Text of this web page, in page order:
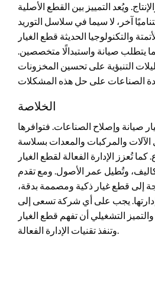
ويُعد التمييز بين القطع الأصلية
آخر، لا سيما في سلاسل التوريد
والتكنولوجيا الحديثة قطع الغيار
يتطلب صيانة واستبدالًا متخصصين.
التنبؤية على تحسين المخزونات
الخلاصة
صيانة وإصلاح الصناعات. فتوافرها
والمركبات والمعدات بسلاسة
تُعزز الإدارة الفعالة لقطع الغيار
وتُطيل عمر الأصول. ومع تقدم
إلى قطع غيار ذكية ومصممة بدقة،
يجب على أي شركة تسعى إلى
التشغيلي أن تفهم قطع الغيار
وتنفذ تقنيات الإدارة الفعالة.